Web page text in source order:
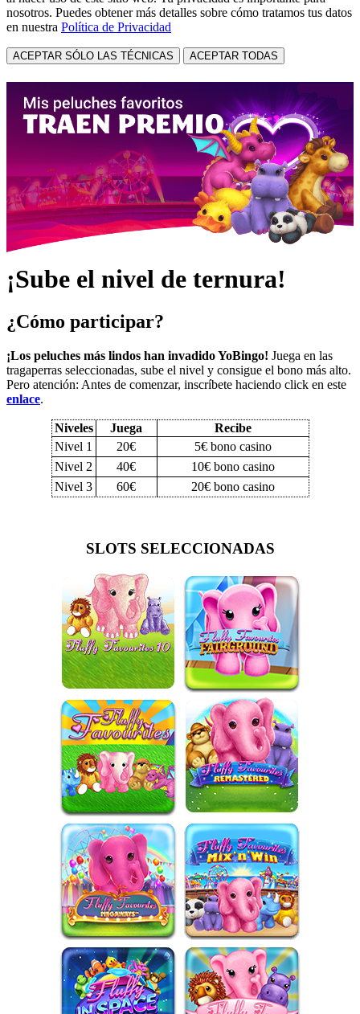
nosotros. Puedes obtener más detalles sobre cómo tratamos tus datos
en nuestra Política de Privacidad
ACEPTAR SÓLO LAS TÉCNICAS ACEPTAR TODAS
¡Sube el nivel de ternura!
¿Cómo participar?
¡Los peluches más lindos han invadido YoBingo! Juega en las
tragaperras seleccionadas, sube el nivel y consigue el bono más alto.
Pero atención: Antes de comenzar, inscríbete haciendo click en este
enlace.
Niveles Juega
Recibe
Nivel 1
20€
5€ bono casino
Nivel 2
40€
10€ bono casino
Nivel 3
60€ 20€ bono casino
SLOTS SELECCIONADAS